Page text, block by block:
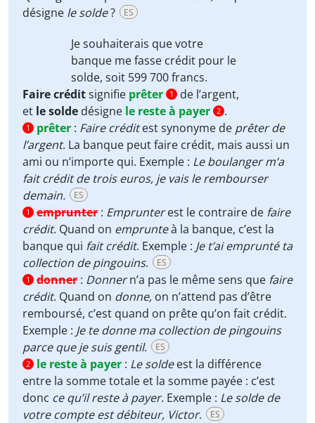
désigne le solde? ES
Je souhaiterais que votre
banque me fasse crédit pour le
solde, soit 599 700 francs.
Faire créditsignifie prêter 1
de l’argent,
et le solde désigne le reste à payer 2 .
1 prêter : Faire créditest synonyme de prêter de
l’argent. La banque peut faire crédit, mais aussi un
ami ou n’importe qui. Exemple : Le boulanger m’a
fait crédit de trois euros, je vais le rembourser
demain.
ES
1 emprunter : Emprunterest le contraire de faire
crédit. Quand on emprunteà la banque, c’est la
banque qui fait crédit. Exemple : Je t’ai emprunté ta
collection de pingouins. ES
1 donner : Donnern’a pas le même sens que faire
crédit. Quand on donne, on n’attend pas d’être
remboursé, c’est quand on prête qu’on fait crédit.
Exemple : Je te donne ma collection de pingouins
parce que je suis gentil. ES
2 le reste à payer : Le soldeest la différence
entre la somme totale et la somme payée : c’est
donc ce qu’il reste à payer. Exemple : Le solde de
votre compte est débiteur, Victor. ES